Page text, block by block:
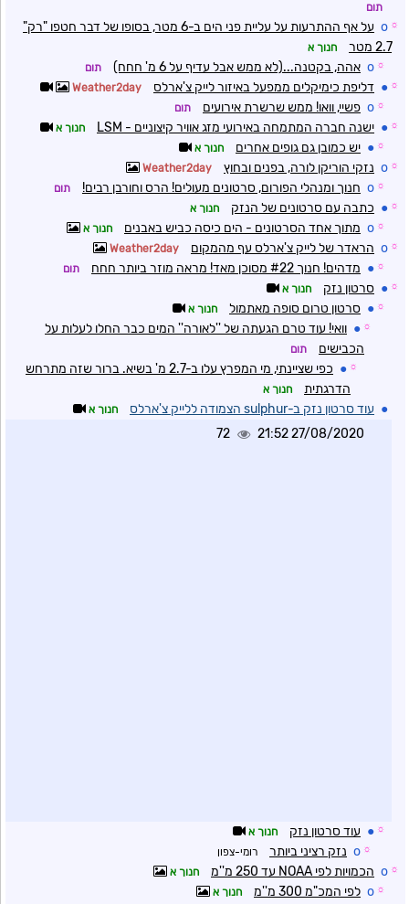
תום
☼
o
על אף ההתרעות על עליית פני הים ב-6 מטר, בסופו של דבר חטפו "רק"
2.7 מטר
חנוך א
☼
o אהה, בקטנה...(לא ממש אבל עדיף על 6 מ' חחח) תום
☼
● דליפת כימיקלים ממפעל באיזור לייק צ'ארלס Weather2day
☼
o פשיי, וואו! ממש שרשרת אירועים תום
☼
● ישנה חברה המתמחה באירועי מזג אוויר קיצוניים - LSM חנוך א
☼
● יש כמובן גם גופים אחרים חנוך א
☼
o נזקי הוריקן לורה, בפנים ובחוץ Weather2day
☼
o חנוך ומנהלי הפורום, סרטונים מעולים! הרס וחורבן רבים! תום
☼
● כתבה עם סרטונים של הנזק חנוך א
☼
o מתוך אחד הסרטונים - הים כיסה כביש באבנים חנוך א
☼
o הראדר של לייק צ'ארלס עף מהמקום Weather2day
☼
● מדהים! חנוך #22 מסוכן מאד! מראה מוזר ביותר חחח תום
☼
● סרטון נזק חנוך א
☼
● סרטון טרום סופה מאתמול חנוך א
☼
● וואי! עוד טרם הגעתה של ''לאורה'' המים כבר החלו לעלות על
הכבישים
תום
☼
●
כפי שציינתי, מי המפרץ עלו ב-2.7 מ' בשיא. ברור שזה מתרחש
הדרגתית
חנוך א
● עוד סרטון נזק ב-sulphur הצמודה ללייק צ'ארלס חנוך א
27/08/2020 21:52
72
☼
● עוד סרטון נזק חנוך א
☼
o נזק רציני ביותר רומי-צפון
☼
o הכמויות לפי NOAA עד 250 מ''מ חנוך א
☼
o לפי המכ"מ 300 מ''מ חנוך א